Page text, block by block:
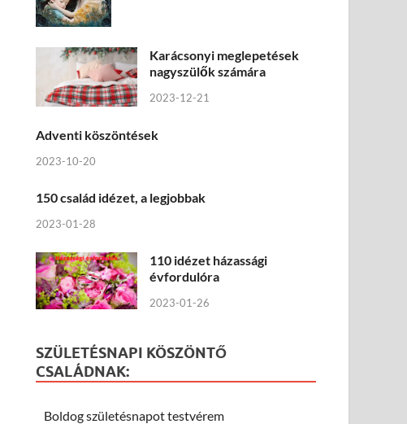
Karácsonyi meglepetések
nagyszülők számára
2023-12-21
Adventi köszöntések
2023-10-20
150 család idézet, a legjobbak
2023-01-28
110 idézet házassági
évfordulóra
2023-01-26
SZÜLETÉSNAPI KÖSZÖNTŐ
CSALÁDNAK:
Boldog születésnapot testvérem